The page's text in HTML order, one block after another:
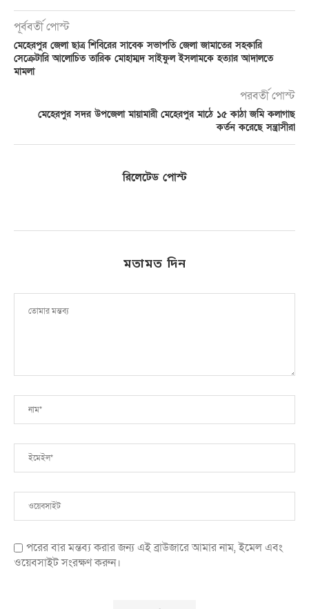
পূর্ববর্তী পোস্ট
মেহেরপুর জেলা ছাত্র শিবিরের সাবেক সভাপতি জেলা জামাতের সহকারি
সেক্রেটারি আলোচিত তারিক মোহাম্মদ সাইফুল ইসলামকে হত্যার আদালতে
মামলা
পরবর্তী পোস্ট
মেহেরপুর সদর উপজেলা মায়ামারী মেহেরপুর মাঠে ১৫ কাঠা জমি কলাগাছ
কর্তন করেছে সন্ত্রাসীরা
রিলেটেড পোস্ট
মতামত দিন
পরের বার মন্তব্য করার জন্য এই ব্রাউজারে আমার নাম, ইমেল এবং
ওয়েবসাইট সংরক্ষণ করুন।